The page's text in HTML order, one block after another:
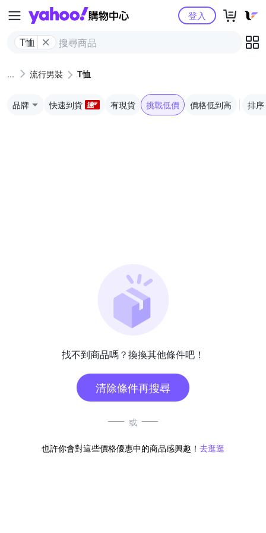
Yahoo購物中心
T恤
登入
流行男裝 T恤
品牌 快速到貨 有現貨 挑戰低價 價格低到高 排序
找不到商品嗎？換換其他條件吧！
清除條件再搜尋
或
也許你會對這些價格優惠中的商品感興趣！ 去逛逛